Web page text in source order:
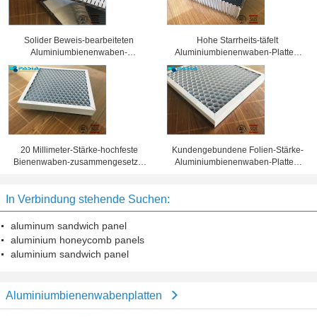
Solider Beweis-bearbeiteten
Aluminiumbienenwaben-
Sandwich-Platten
Oberflächenbehandlung
Hohe Starrheits-täfelt
Aluminiumbienenwaben-Platten,
Wabenkern 25 Millimeter Stärke-
20 Millimeter-Stärke-hochfeste
Bienenwaben-zusammengesetzte
Kundengebundene Folien-Stärke-
Aluminiumbienenwaben-Platten,
In Verbindung stehende Suchen:
aluminum sandwich panel
aluminium honeycomb panels
aluminium sandwich panel
Aluminiumbienenwabenplatten